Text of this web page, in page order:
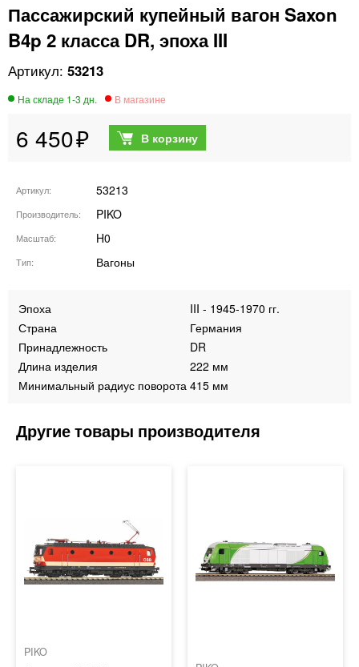
Пассажирский купейный вагон Saxon
B4p 2 класса DR, эпоха III
53213
6 450
Артикул 53213
Производитель PIKO
Масштаб H0
Тип Вагоны
Эпоха
III - 1945-1970 гг.
Страна
Германия
Принадлежность
DR
Длина изделия
222 мм
Минимальный радиус поворота 415 мм
PIKO